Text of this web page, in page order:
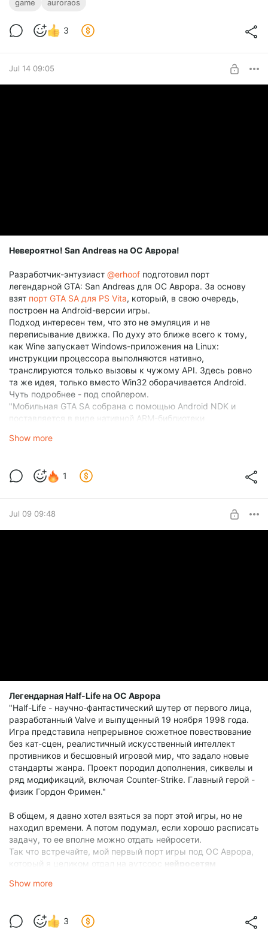
game auroraos
3
Jul 14 09:05
Невероятно! San Andreas на ОС Аврора!
Разработчик-энтузиаст @erhoof подготовил порт
легендарной GTA: San Andreas для ОС Аврора. За основу
взят порт GTA SA для PS Vita, который, в свою очередь,
построен на Android-версии игры.
Подход интересен тем, что это не эмуляция и не
переписывание движка. По духу это ближе всего к тому,
как Wine запускает Windows-приложения на Linux:
инструкции процессора выполняются нативно,
транслируются только вызовы к чужому API. Здесь ровно
та же идея, только вместо Win32 оборачивается Android.
Чуть подробнее - под спойлером.
"Мобильная GTA SA собрана с помощью Android NDK и
поставляется в виде нативной ARM-библиотеки
Java внутри нет; с Android-окружением он общается только
загружает библиотеку игры в память, разбирает её таблицу
инициализация GLES-контекста, вывод звука, ввод, работа
Show more
1
Jul 09 09:48
Легендарная Half-Life на ОС Аврора
"Half-Life - научно-фантастический шутер от первого лица,
разработанный Valve и выпущенный 19 ноября 1998 года.
Игра представила непрерывное сюжетное повествование
без кат-сцен, реалистичный искусственный интеллект
противников и бесшовный игровой мир, что задало новые
стандарты жанра. Проект породил дополнения, сиквелы и
ряд модификаций, включая Counter-Strike. Главный герой -
физик Гордон Фримен."
В общем, я давно хотел взяться за порт этой игры, но не
находил времени. А потом подумал, если хорошо расписать
задачу, то ее вполне можно отдать нейросети.
Так что встречайте, мой первый порт игры под ОС Аврора,
который я целиком отдал на аутсорс нейросетям
из Нидерландов
fwgs
. Есть поддержка multiplayer! Наконец можно всерьез
Show more
3